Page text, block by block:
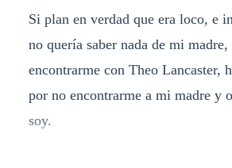
Si plan en verdad que era loco, e
no quería saber nada de mi
encontrarme con Theo Lancaster,
por no encontrarme a mi madre y
soy.